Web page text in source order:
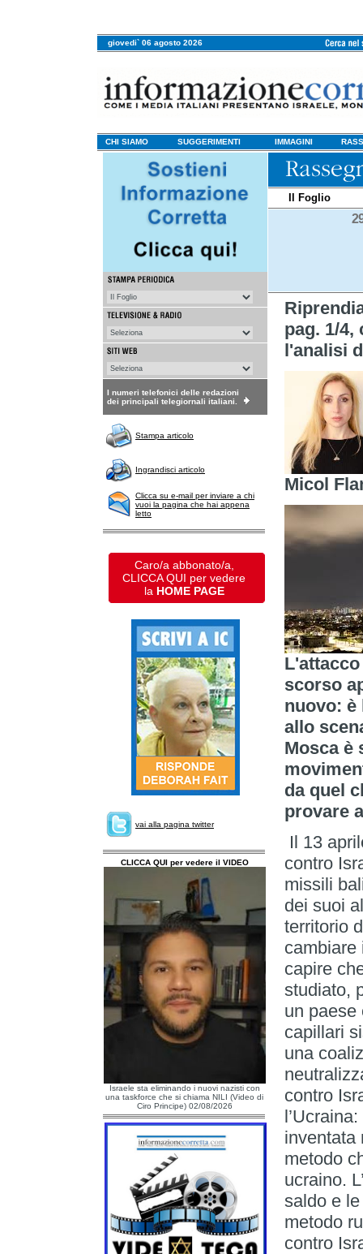
giovedi` 06 agosto 2026
CHI SIAMO SUGGERIMENTI IMMAGINI
I numeri telefonici delle redazioni
dei principali telegiornali italiani.
Stampa articolo
Ingrandisci articolo
Clicca su e-mail per inviare a chi
vuoi la pagina che hai appena
letto
Caro/a abbonato/a,
CLICCA QUI per vedere
la HOME PAGE
vai alla pagina twitter
CLICCA QUI per vedere il VIDEO
Israele sta eliminando i nuovi nazisti con
una taskforce che si chiama NILI (Video di
Ciro Principe) 02/08/2026
Il Foglio
pag. 1/
l'analisi
Micol
scorso
nuovo: è
allo
Mosca è
da quel
provare
Il 13
contro
missili
dei suoi
territorio
cambiare
capire
studiato,
un paese
capillari
una
contro
inventata
metodo
ucraino.
saldo e
metodo
contro